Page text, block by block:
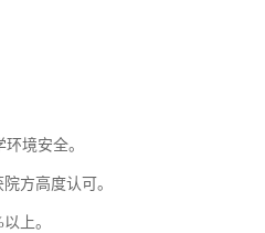
环境安全。
院方高度认可。
上。